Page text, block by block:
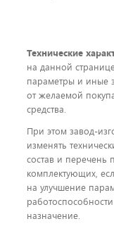
Технические
на данной
параметры и иные
от желаемой
средства.
При этом завод-
изменять
состав и перечень
комплектующих,
на улучшение
назначение.